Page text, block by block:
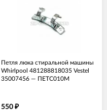
Петля люка стиральной машины
Whirlpool 481288818035 Vestel
35007456 — ПЕТС010М
550 ₽